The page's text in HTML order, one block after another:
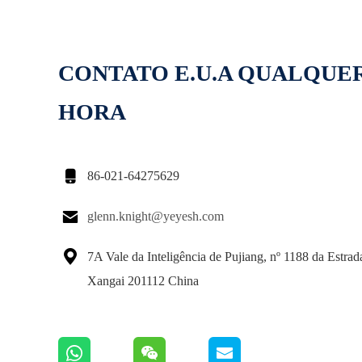
CONTATO E.U.A
HORA
 86-021-64275629
 glenn.knight@yeyesh.com

7A Vale da Inteligência de Pujiang, nº 1188 da
Xangai 201112 China